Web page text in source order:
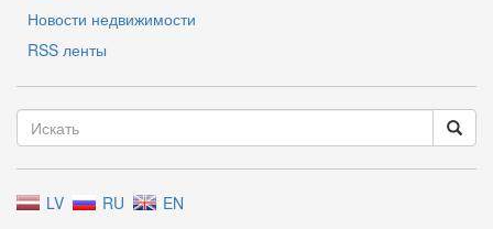
Новости недвижимости
RSS ленты
LV RU EN